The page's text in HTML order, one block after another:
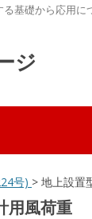
基礎から応用
ジ
号) > 地上設置
用風荷重